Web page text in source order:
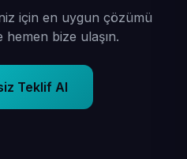
için en uygun çözümü
bize ulaşın.
Teklif Al